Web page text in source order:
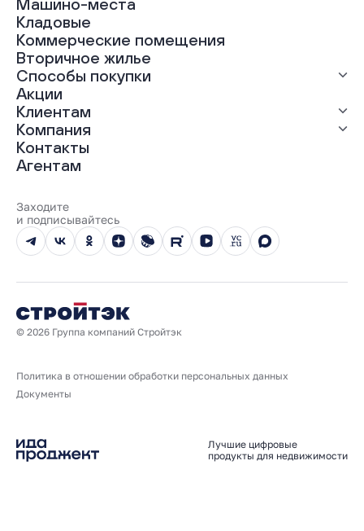
ЖК «Абрикос»
ЖК «Гравитация»
ЖК «Грин Гарден»
ЖК «Динамика»
ЖК «Мохито»
ЖК «Современник»
ЖК «Янтарная долина»
Кладовые
Коммерческие помещения
Вторичное жилье
Способы покупки
Выгодная ипотека
Рассрочка
Материнский капитал
Трейд-ин
100% оплата
Акции
Клиентам
Ход строительства
Документы
Выдача ключей
Компания
О нас
Карьера
Реализованные проекты
Вопросы и ответы
Новости
Юбилейный год
Контакты
Агентам
Заходите
и подписывайтесь
© 2026 Группа компаний Стройтэк
Политика в отношении обработки персональных данных
Документы
Лучшие цифровые
продукты для недвижимости